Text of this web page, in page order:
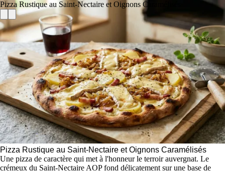
Pizza Rustique au Saint-Nectaire et Oignons Caramélisés
Pizza Rustique au Saint-Nectaire et Oignons Caramélisés
Une pizza de caractère qui met à l'honneur le terroir auvergnat. Le
crémeux du Saint-Nectaire AOP fond délicatement sur une base de